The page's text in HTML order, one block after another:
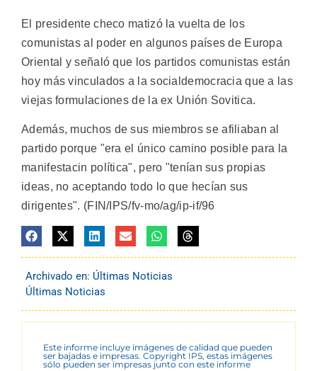
El presidente checo matizó la vuelta de los
comunistas al poder en algunos países de Europa
Oriental y señaló que los partidos comunistas están
hoy más vinculados a la socialdemocracia que a las
viejas formulaciones de la ex Unión Sovitica.
Además, muchos de sus miembros se afiliaban al
partido porque "era el único camino posible para la
manifestacin política", pero "tenían sus propias
ideas, no aceptando todo lo que hecían sus
dirigentes". (FIN/IPS/fv-mo/ag/ip-if/96
Archivado en: Últimas Noticias
Últimas Noticias
Este informe incluye imágenes de calidad que pueden
ser bajadas e impresas. Copyright IPS, estas imágenes
sólo pueden ser impresas junto con este informe